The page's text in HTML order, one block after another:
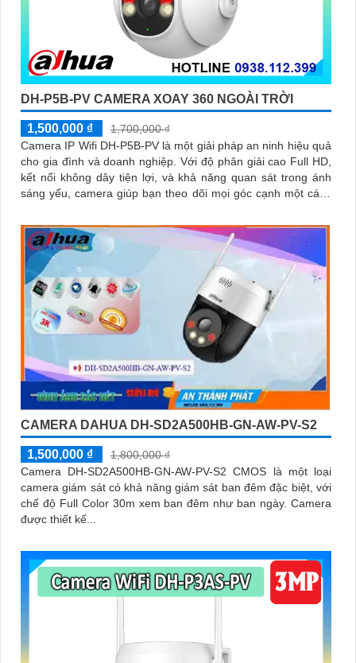
DH-P5B-PV CAMERA XOAY 360 NGOÀI TRỜI
1,500,000 ₫
1,700,000 ₫
Camera IP Wifi DH-P5B-PV là một giải pháp an ninh hiệu quả
cho gia đình và doanh nghiệp. Với độ phân giải cao Full HD,
kết nối không dây tiện lợi, và khả năng quan sát trong ánh
sáng yếu, camera giúp bạn theo dõi mọi góc cạnh một cách
CAMERA DAHUA DH-SD2A500HB-GN-AW-PV-S2
1,500,000 ₫
1,800,000 ₫
Camera DH-SD2A500HB-GN-AW-PV-S2 CMOS là một loại
camera giám sát có khả năng giám sát ban đêm đặc biệt, với
chế độ Full Color 30m xem ban đêm như ban ngày. Camera
được thiết kế...